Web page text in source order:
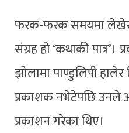
फरक-फरक समयमा
संग्रह हो ‘कथाकी
झोलामा पाण्डुलिपी
प्रकाशक नभेटेपछि उनले
प्रकाशन गरेका थिए।